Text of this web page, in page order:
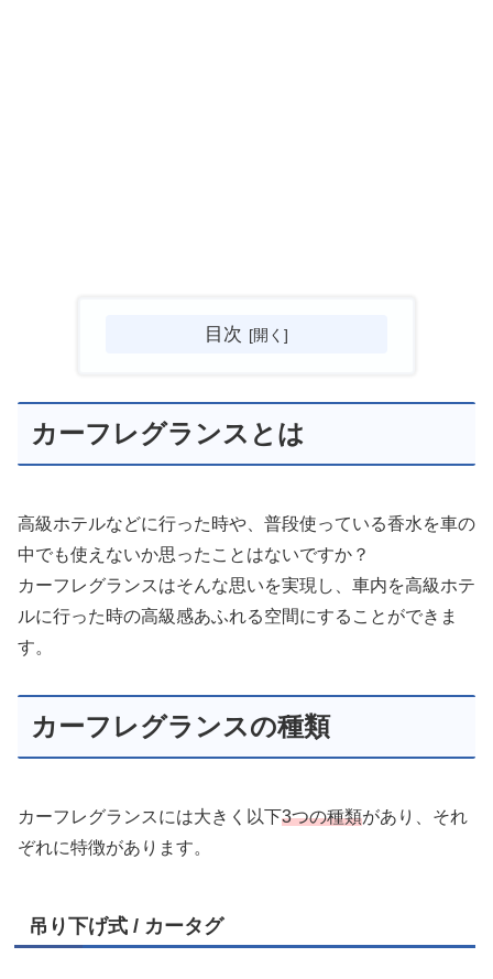
目次
カーフレグランスとは
高級ホテルなどに行った時や、普段使っている香水を車の
中でも使えないか思ったことはないですか？
カーフレグランスはそんな思いを実現し、車内を高級ホテ
ルに行った時の高級感あふれる空間にすることができま
す。
カーフレグランスの種類
カーフレグランスには大きく以下3つの種類があり、それ
ぞれに特徴があります。
吊り下げ式 / カータグ